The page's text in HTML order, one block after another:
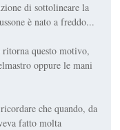
di sottolineare la
è nato a freddo...
questo motivo,
oppure le mani
che quando, da
fatto molta